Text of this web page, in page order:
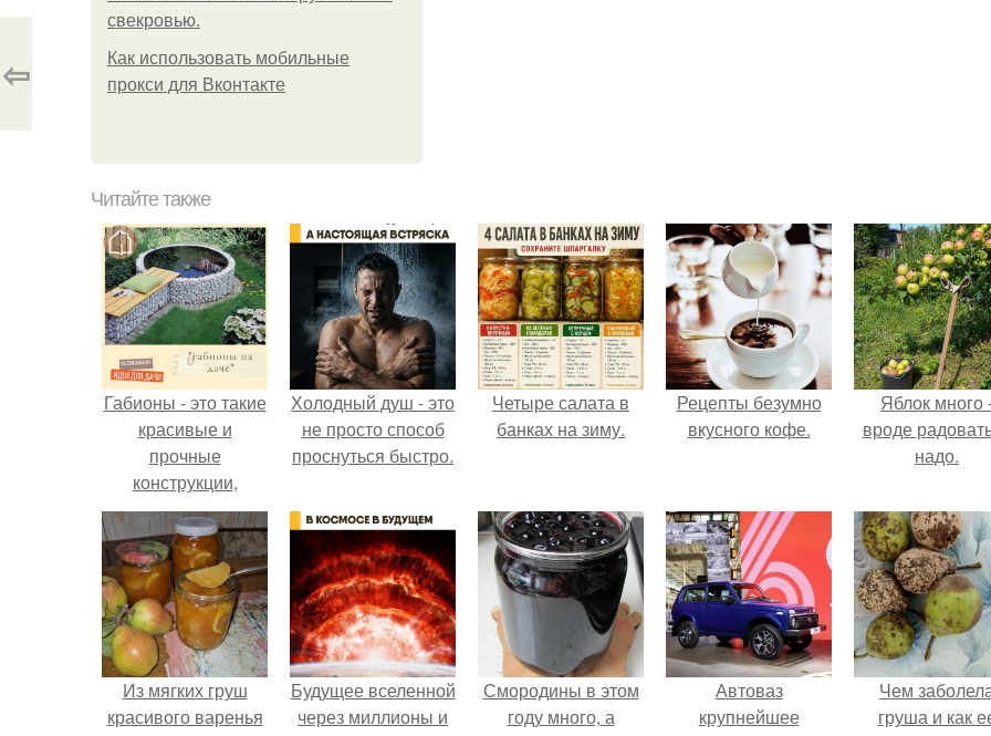
свекровью.
Как использовать мобильные
прокси для Вконтакте
⇦
Читайте также
Габионы - это такие
красивые и
прочные
конструкции,
которые
используют для
укрепления
берегов, создания
декоративных стен
и ландшафтных
украшений.
Холодный душ - это
не просто способ
проснуться быстро.
Четыре салата в
банках на зиму.
Рецепты безумно
вкусного кофе.
Яблок много
вроде
надо.
Из мягких груш
красивого варенья
Будущее вселенной
через миллионы и
Смородины в этом
году много, а
Автоваз
крупнейшее
Чем
груша и как